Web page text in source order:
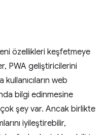
özellikleri keşfetmeye
PWA geliştiricilerini
web
bilgi edinmesine
şey var. Ancak birlikte
iyileştirebilir,